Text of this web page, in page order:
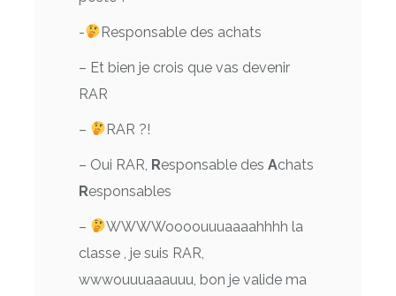
- Responsable des achats
– Et bien je crois que vas devenir
RAR
– RAR ?!
– Oui RAR, Responsable des Achats
Responsables
–
WWWWoooouuuaaaahhhh la
classe , je suis RAR,
wwwouuuaaauuu, bon je valide ma